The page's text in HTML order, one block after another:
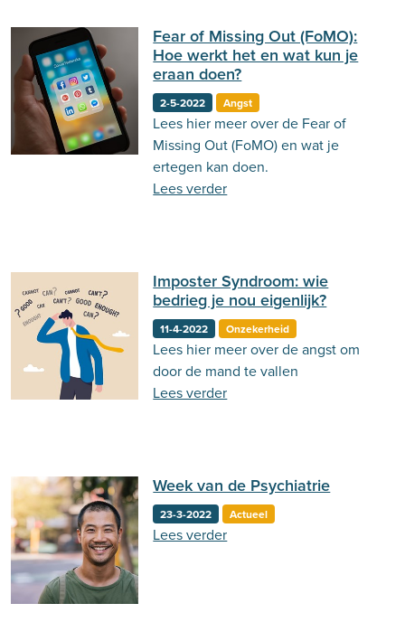
steeds zo belangrijk is.
Fear of Missing Out (FoMO):
Hoe werkt het en wat kun je
eraan doen?
2-5-2022 Angst
Lees hier meer over de Fear of
Missing Out (FoMO) en wat je
ertegen kan doen.
Lees verder
Imposter Syndroom: wie
bedrieg je nou eigenlijk?
11-4-2022 Onzekerheid
Lees hier meer over de angst om
door de mand te vallen
Lees verder
Week van de Psychiatrie
23-3-2022 Actueel
Lees verder